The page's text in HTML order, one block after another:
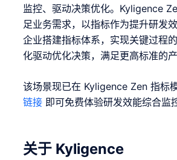
监控、驱动决策优化。Kyligence
足业务需求，以指标作为提升研发
企业搭建指标体系，实现关键过程
化驱动优化决策，满足更高标准的
该场景现已在 Kyligence Zen 指标
链接 即可免费体验研发效能综合监
关于 Kyligence